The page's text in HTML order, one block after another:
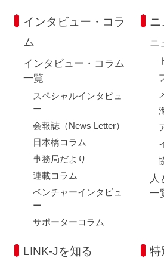
インタビュー・コラ
ム
インタビュー・コラム
一覧
スペシャルインタビュ
ー
会報誌（News Letter）
日本橋コラム
事務局だより
連載コラム
ベンチャーインタビュ
ー
サポーターコラム
ニ
ニ
人
一
LINK-Jを知る 特